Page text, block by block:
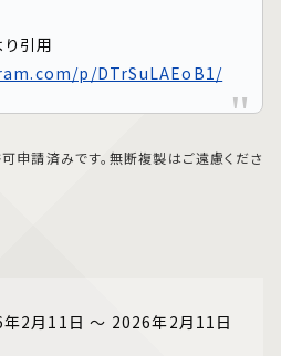
り引用
p/DTrSuLAEoB1/
申請済みです。無断複製はご遠慮くださ
2月11日 ～ 2026年2月11日